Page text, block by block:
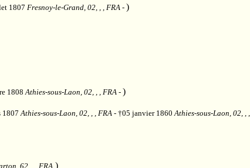
1807 Fresnoy-le-Grand, 02, , , FRA - )
1808 Athies-sous-Laon, 02, , , FRA - )
1807 Athies-sous-Laon, 02, , , FRA - †05 janvier 1860 Athies-sous-Laon, 02, ,
62, , , FRA )